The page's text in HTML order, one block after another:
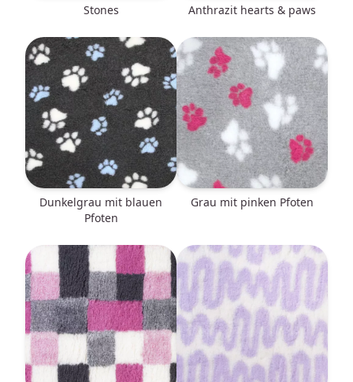
Stones anthrazit hearts & paws
dunkelgrau mit blauen
Pfoten
grau mit pinken Pfoten